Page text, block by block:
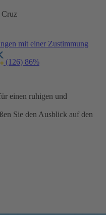
Cruz
mit einer Zustimmung
(126) 86%
einen ruhigen und
Sie den Ausblick auf den